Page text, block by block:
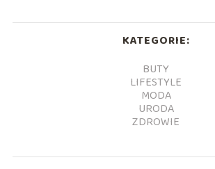
KATEGORIE:
BUTY
LIFESTYLE
MODA
URODA
ZDROWIE